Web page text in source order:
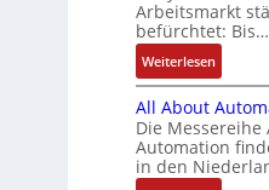
,
g
p
ä
g
t
e
z
u
m
V
o
r
s
t
b
n
i
s
s
e
b
e
n
d
M
a
r
k
e
t
u
c
h
t
S
t
r
u
Arbeitsmarkt
befürchtet: Bis…
Weiterlesen:
B
i
s
2
0
All About
Die Messereihe
Automation
in den